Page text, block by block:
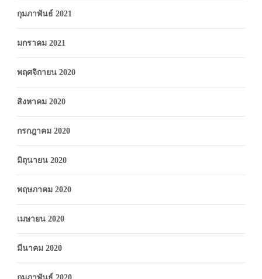
กุมภาพันธ์ 2021
มกราคม 2021
พฤศจิกายน 2020
สิงหาคม 2020
กรกฎาคม 2020
มิถุนายน 2020
พฤษภาคม 2020
เมษายน 2020
มีนาคม 2020